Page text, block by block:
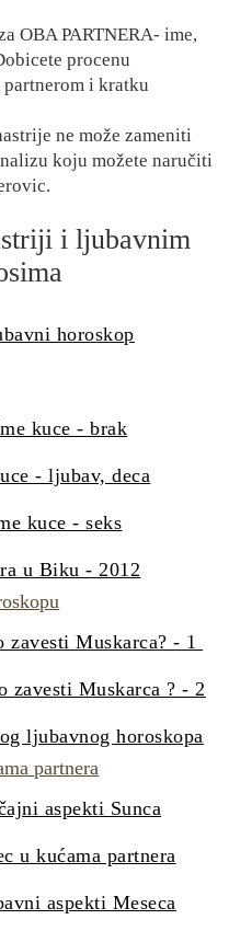
OBA PARTNERA- ime,
procenu
i kratku
ne može zameniti
koju možete naručiti
i ljubavnim
horoskop
kuce - brak
- ljubav, deca
kuce - seks
u Biku - 2012
Muskarca? - 1
zavesti Muskarca ? - 2
ljubavnog horoskopa
partnera
aspekti Sunca
u kućama partnera
aspekti Meseca